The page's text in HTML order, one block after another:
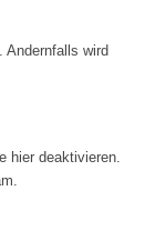
Andernfalls wird
hier deaktivieren.